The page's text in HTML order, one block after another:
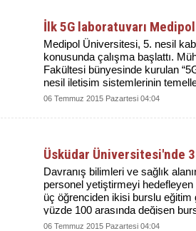
İlk 5G laboratuvarı
Medipol Üniversitesi, 5. nesil
konusunda çalışma başlattı.
Fakültesi bünyesinde kurulan
nesil iletişim sistemlerinin
06 Temmuz 2015 Pazartesi 04:04
Üsküdar Üniversitesi'nde
Davranış bilimleri ve sağlık
personel yetiştirmeyi
üç öğrenciden ikisi burslu
yüzde 100 arasında değişen
yararlanabiliyor.
06 Temmuz 2015 Pazartesi 04:04